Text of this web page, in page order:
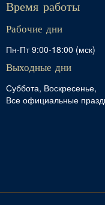
Время работы
Рабочие дни
Пн-Пт 9:00-18:00 (мск)
Выходные дни
Суббота, Воскресенье,
Все официальные